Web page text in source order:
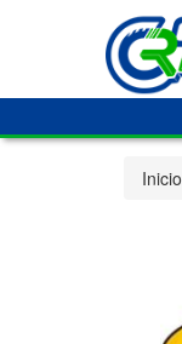
Inicio